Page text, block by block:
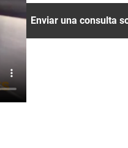
Enviar una consulta